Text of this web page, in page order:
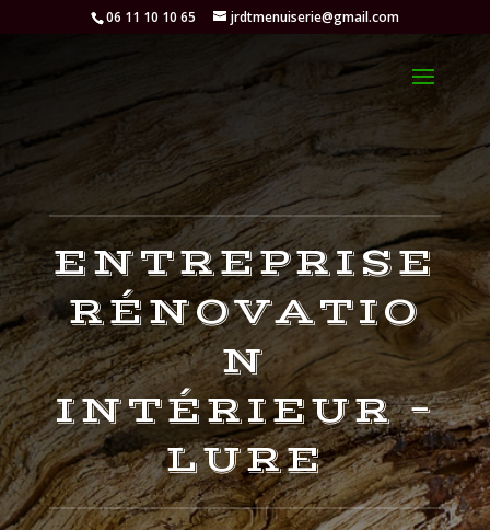
06 11 10 10 65 jrdtmenuiserie@gmail.com
ENTREPRISE
RÉNOVATIO
N
INTÉRIEUR –
LURE